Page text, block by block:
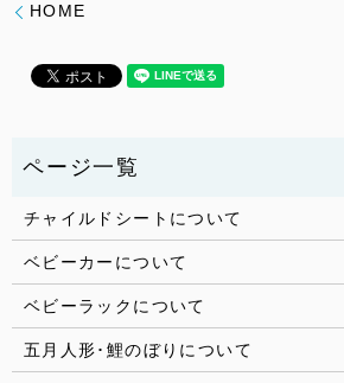
HOME
チャイルドシートについて
ベビーカーについて
ベビーラックについて
五月人形･鯉のぼりについて